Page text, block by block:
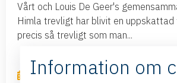
Vårt och Louis De Geer's
Himla trevligt har blivit en uppskattad
precis så trevligt som man...
31 maj, 2023
Information om